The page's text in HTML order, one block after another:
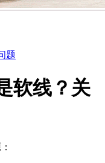
题
软线？关